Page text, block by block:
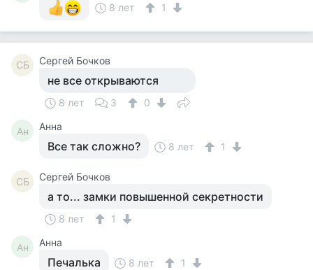
8 лет
1
СБ Сергей Бочков
не все открываются
8 лет 3 0
Ан Анна
Все так сложно? 8 лет 1
СБ Сергей Бочков
а то... замки повышенной секретности
8 лет 1
Ан Анна
Печалька 8 лет 1